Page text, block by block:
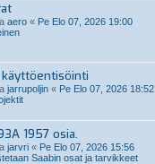
aero « Pe Elo 07, 2026 19:00
jarrupoljin « Pe Elo 07, 2026 18:52
1957 osia.
jarvri « Pe Elo 07, 2026 15:56
Saabin osat ja tarvikkeet